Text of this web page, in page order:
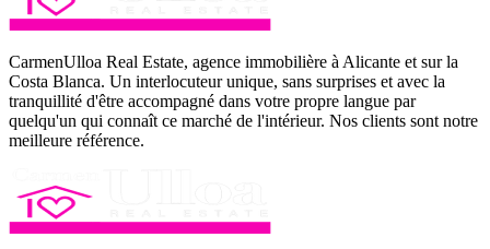
CarmenUlloa Real Estate, agence immobilière à Alicante et sur la
Costa Blanca. Un interlocuteur unique, sans surprises et avec la
tranquillité d'être accompagné dans votre propre langue par
quelqu'un qui connaît ce marché de l'intérieur. Nos clients sont notre
meilleure référence.